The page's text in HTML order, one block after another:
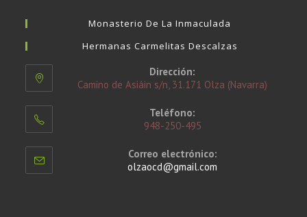
Monasterio De La Inmaculada
Hermanas Carmelitas Descalzas
Dirección:
Camino de Asiáin s/n, 31.171 Olza (Navarra)
Teléfono:
948-250-495
Correo electrónico:
olzaocd@gmail.com